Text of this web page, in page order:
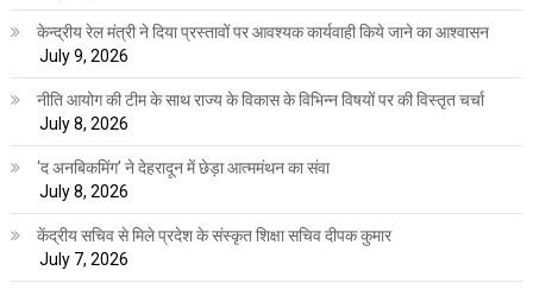
केन्द्रीय रेल मंत्री ने दिया प्रस्तावों पर आवश्यक कार्यवाही किये जाने का आश्वासन
July 9, 2026
नीति आयोग की टीम के साथ राज्य के विकास के विभिन्न विषयों पर की विस्तृत चर्चा
July 8, 2026
‘द अनबिकमिंग’ ने देहरादून में छेड़ा आत्ममंथन का संवा
July 8, 2026
केंद्रीय सचिव से मिले प्रदेश के संस्कृत शिक्षा सचिव दीपक कुमार
July 7, 2026